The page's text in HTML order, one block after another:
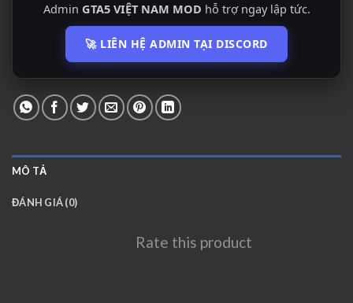
Admin GTA5 VIỆT NAM MOD hỗ trợ ngay lập tức.
🚀 LIÊN HỆ ADMIN TẠI DISCORD
MÔ TẢ
ĐÁNH GIÁ (0)
Rate this product